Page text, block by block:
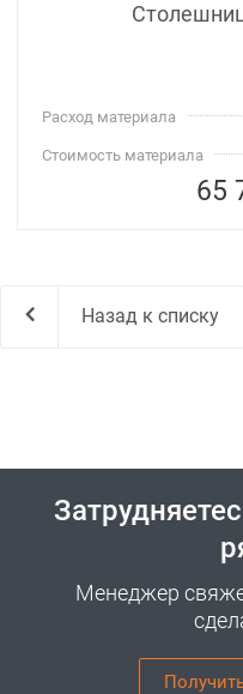
Расход материала
Стоимость материала
65
Назад к списку
Менеджер